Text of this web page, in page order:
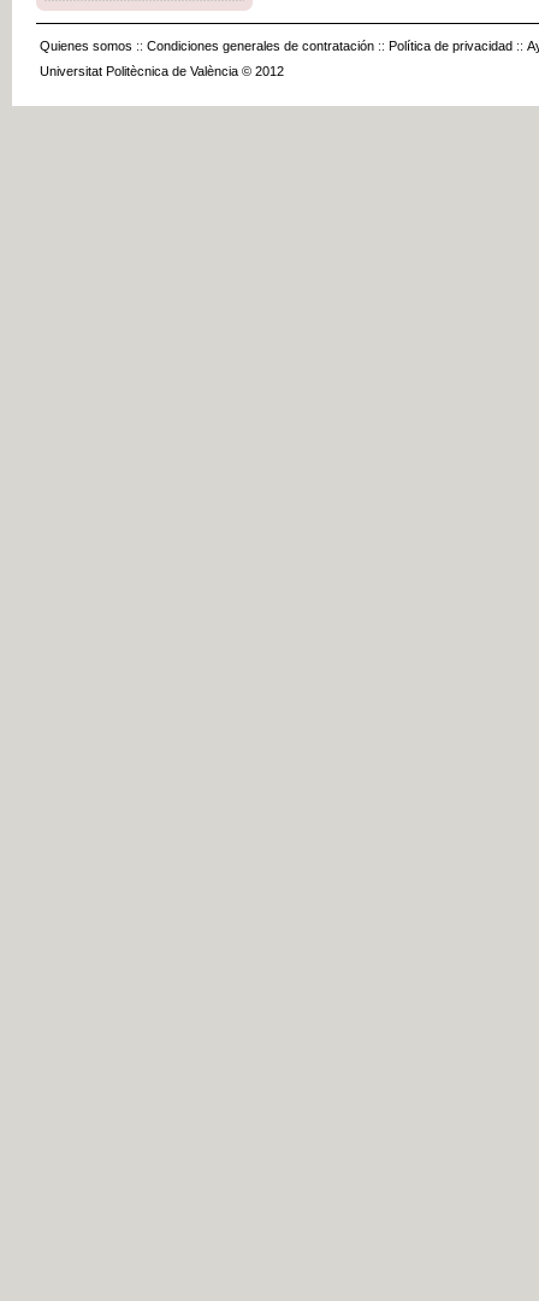
Quienes somos :: Condiciones generales de contratación :: Política de privacidad ::
Universitat Politècnica de València © 2012